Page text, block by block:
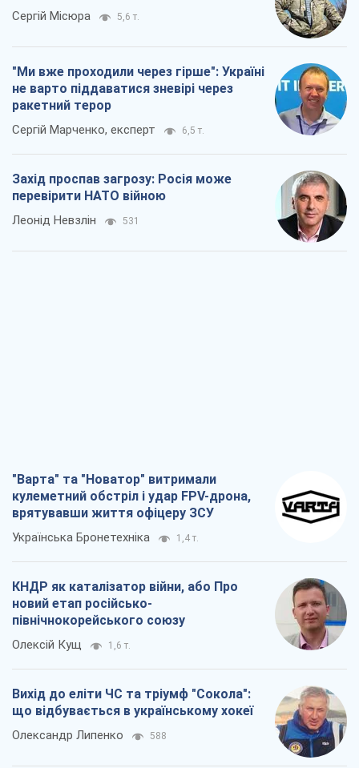
Сергій Місюра 5,6 т.
"Ми вже проходили через гірше": Україні
не варто піддаватися зневірі через
ракетний терор
Сергій Марченко, експерт 6,5 т.
Захід проспав загрозу: Росія може
перевірити НАТО війною
Леонід Невзлін 531
"Варта" та "Новатор" витримали
кулеметний обстріл і удар FPV-дрона,
врятувавши життя офіцеру ЗСУ
Українська Бронетехніка 1,4 т.
КНДР як каталізатор війни, або Про
новий етап російсько-
північнокорейського союзу
Олексій Кущ 1,6 т.
Вихід до еліти ЧС та тріумф "Сокола":
що відбувається в українському хокеї
Олександр Липенко 588